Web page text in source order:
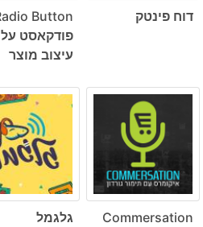
דוח פינטק
פודקאסט על
עיצוב מוצר
Commersation
גלגמל